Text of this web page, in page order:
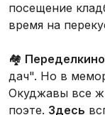
посещение
время на
🏘️ Переделкино
дач". Но в
Окуджавы все
поэте. Здесь